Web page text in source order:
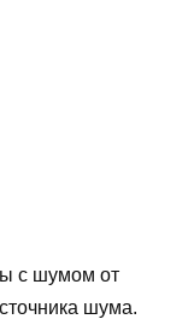
с шумом от
шума.